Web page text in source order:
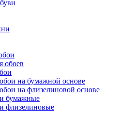
обоев
на бумажной основе
на флизелиновой основе
бумажные
флизелиновые